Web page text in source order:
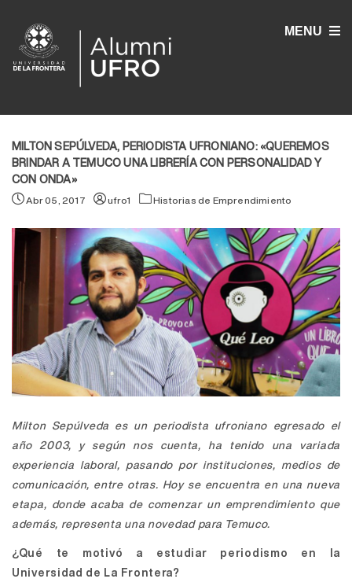
MENU
MILTON SEPÚLVEDA, PERIODISTA UFRONIANO: «QUEREMOS
BRINDAR A TEMUCO UNA LIBRERÍA CON PERSONALIDAD Y
CON ONDA»
Abr 05, 2017 ufro1 Historias de Emprendimiento
Milton Sepúlveda es un periodista ufroniano egresado el
año 2003, y según nos cuenta, ha tenido una variada
experiencia laboral, pasando por instituciones, medios de
comunicación, entre otras. Hoy se encuentra en una nueva
etapa, donde acaba de comenzar un emprendimiento que
además, representa una novedad para Temuco.
¿Qué te motivó a estudiar periodismo en la
Universidad de La Frontera?